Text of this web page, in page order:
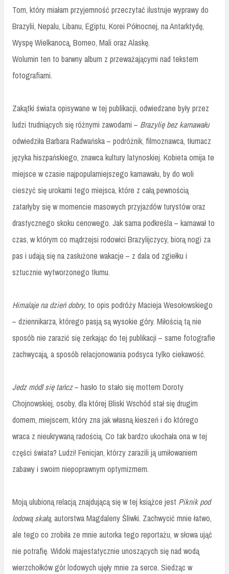
Tom, który miałam przyjemność przeczytać ilustruje wyprawy do
Brazylii, Nepalu, Libanu, Egiptu, Korei Północnej, na Antarktydę,
Wyspę Wielkanocą, Borneo, Mali oraz Alaskę.
Wolumin ten to barwny album z przeważającymi nad tekstem
fotografiami.
Zakątki świata opisywane w tej publikacji, odwiedzane były przez
ludzi trudniących się różnymi zawodami – Brazylię bez karnawału
odwiedziła Barbara Radwańska – podróżnik, filmoznawca, tłumacz
języka hiszpańskiego, znawca kultury latynoskiej. Kobieta omija te
miejsce w czasie najpopularniejszego karnawału, by do woli
cieszyć się urokami tego miejsca, które z całą pewnością
zatarłyby się w momencie masowych przyjazdów turystów oraz
drastycznego skoku cenowego. Jak sama podkreśla – karnawał to
czas, w którym co mądrzejsi rodowici Brazylijczycy, biorą nogi za
pas i udają się na zasłużone wakacje – z dala od zgiełku i
sztucznie wytworzonego tłumu.
Himalaje na dzień dobry, to opis podróży Macieja Wesołowskiego
– dziennikarza, którego pasją są wysokie góry. Miłością tą nie
sposób nie zarazić się zerkając do tej publikacji – same fotografie
zachwycają, a sposób relacjonowania podsyca tylko ciekawość.
Jedz módl się tańcz– hasło to stało się mottem Doroty
Chojnowskiej, osoby, dla której Bliski Wschód stał się drugim
domem, miejscem, który zna jak własną kieszeń i do którego
wraca z nieukrywaną radością. Co tak bardzo ukochała ona w tej
części świata? Ludzi! Fenicjan, którzy zarazili ją umiłowaniem
zabawy i swoim niepoprawnym optymizmem.
Moją ulubioną relacją znajdującą się w tej książce jest Piknik pod
lodową skałą, autorstwa Magdaleny Śliwki. Zachwycić mnie łatwo,
ale tego co zrobiła ze mnie autorka tego reportażu, w słowa ująć
nie potrafię. Widoki majestatycznie unoszących się nad wodą
wierzchołków gór lodowych ujęły mnie za serce. Siedząc w